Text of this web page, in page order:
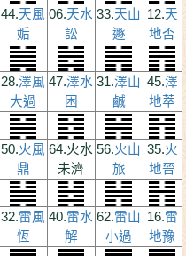
44.天風
姤
06.天水
訟
33.天山
遯
12.天
地否
28.澤風
大過
47.澤水
困
31.澤山
鹹
45.澤
地萃
50.火風
鼎
64.火水
未濟
56.火山
旅
35.火
地晉
32.雷風
恆
40.雷水
解
62.雷山
小過
16.雷
地豫